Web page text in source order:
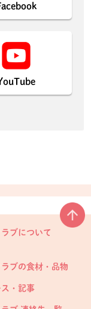
ブについて
ブの食材・品物
・記事